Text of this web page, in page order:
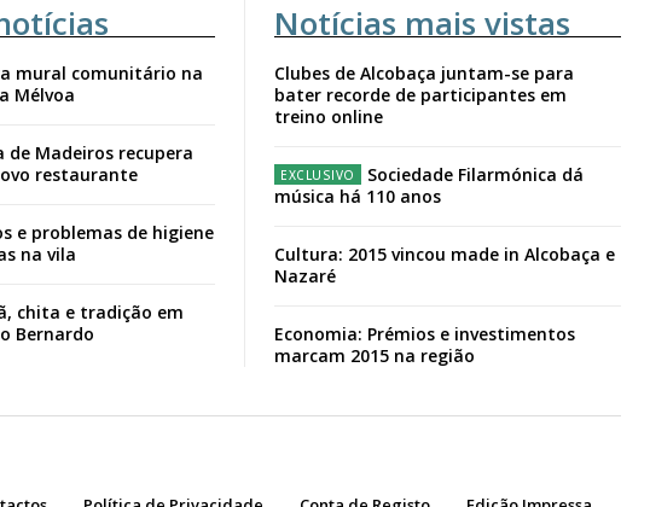
mural comunitário na
Mélvoa
de Madeiros recupera
restaurante
e problemas de higiene
na vila
chita e tradição em
Bernardo
Notícias mais vistas
Clubes de Alcobaça juntam-se para
bater recorde de participantes em
treino online
Sociedade Filarmónica dá
música há 110 anos
Cultura: 2015 vincou made in Alcobaça e
Nazaré
Economia: Prémios e investimentos
marcam 2015 na região